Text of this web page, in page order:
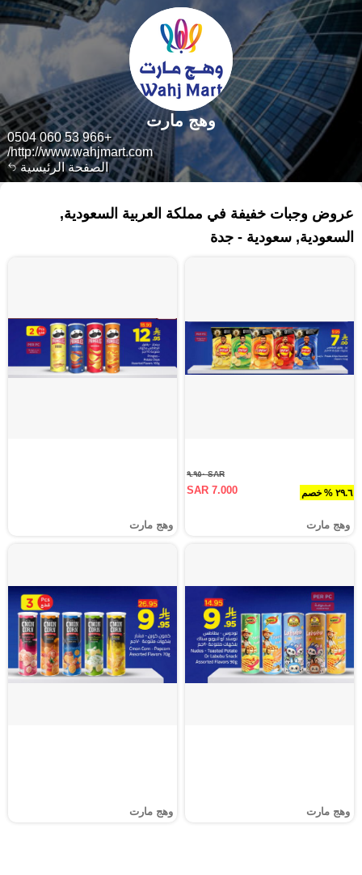
الصفحة الرئيسية
+966 53 060 0504
http://www.wahjmart.com/
وهج مارت
عروض وجبات خفيفة في مملكة العربية السعودية,
السعودية, سعودية - جدة
٢٩.٦ % خصم
SAR ٩.٩٥٠
SAR 7.000
وهج مارت وهج مارت
وهج مارت وهج مارت